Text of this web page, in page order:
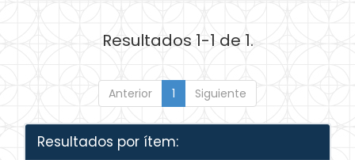
Resultados 1-1 de 1.
Anterior 1 Siguiente
Resultados por ítem: